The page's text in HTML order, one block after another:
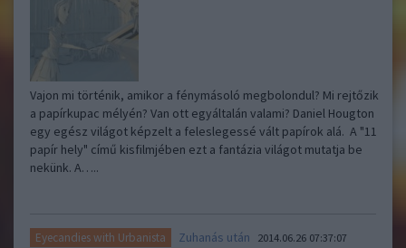
Vajon mi történik, amikor a fénymásoló megbolondul? Mi rejtőzik
a papírkupac mélyén? Van ott egyáltalán valami? Daniel Hougton
egy egész világot képzelt a feleslegessé vált papírok alá. A "11
papír hely" című kisfilmjében ezt a fantázia világot mutatja be
nekünk. A…..
Eyecandies with Urbanista Zuhanás után 2014.06.26 07:37:07